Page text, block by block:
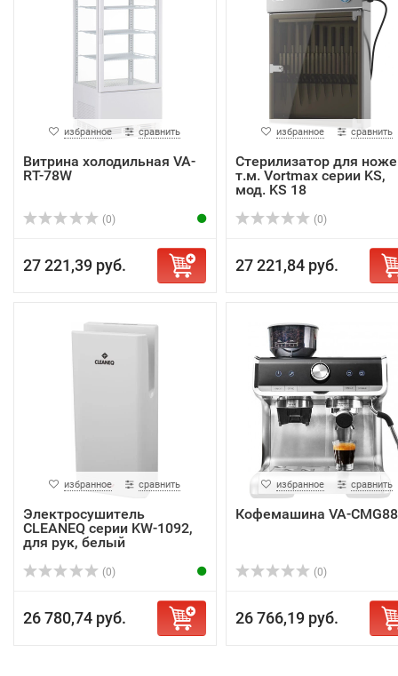
избранное сравнить
Витрина холодильная VA-
RT-78W
(0)
27 221,39 руб.
избранное сравнить
Стерилизатор для
т.м. Vortmax серии KS,
мод. KS 18
(0)
27 221,84 руб.
избранное сравнить
Электросушитель
CLEANEQ серии KW-1092,
для рук, белый
(0)
26 780,74 руб.
избранное сравнить
Кофемашина VA-
(0)
26 766,19 руб.